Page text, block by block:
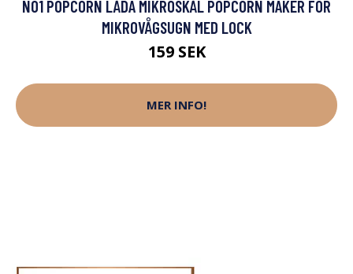
NO1 POPCORN LÅDA MIKROSKÅL POPCORN MAKER FÖR
MIKROVÅGSUGN MED LOCK
159 SEK
MER INFO!